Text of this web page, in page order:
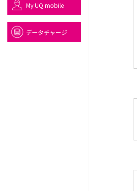
My UQ mobile
データチャージ